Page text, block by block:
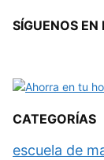
SÍGUENOS EN
CATEGORÍAS
escuela de